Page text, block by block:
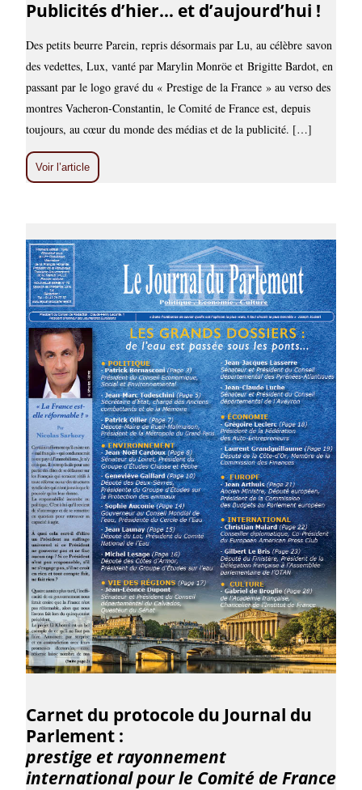
Publicités d’hier… et d’aujourd’hui !
Des petits beurre Parein, repris désormais par Lu, au célèbre savon
des vedettes, Lux, vanté par Marylin Monröe et Brigitte Bardot, en
passant par le logo gravé du « Prestige de la France » au verso des
montres Vacheron-Constantin, le Comité de France est, depuis
toujours, au cœur du monde des médias et de la publicité. […]
Voir l’article
Carnet du protocole du Journal du
Parlement :
prestige et rayonnement
international pour le Comité de France